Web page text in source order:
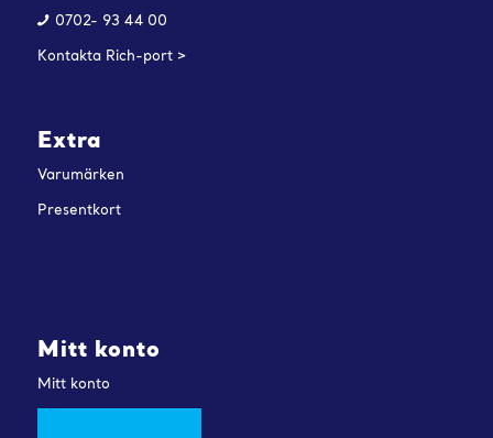
0702- 93 44 00
Kontakta Rich-port >
Extra
Varumärken
Presentkort
Mitt konto
Mitt konto